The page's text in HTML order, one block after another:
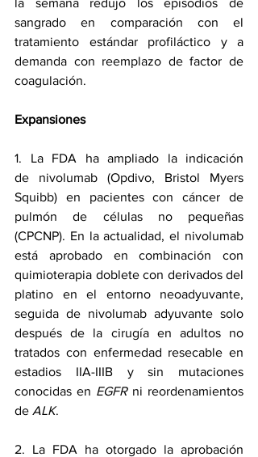
la semana redujo los episodios de
sangrado en comparación con el
tratamiento estándar profiláctico y a
demanda con reemplazo de factor de
coagulación.
Expansiones
1. La FDA ha ampliado la indicación
de nivolumab (Opdivo, Bristol Myers
Squibb) en pacientes con cáncer de
pulmón de células no pequeñas
(CPCNP). En la actualidad, el nivolumab
está aprobado en combinación con
quimioterapia doblete con derivados del
platino en el entorno neoadyuvante,
seguida de nivolumab adyuvante solo
después de la cirugía en adultos no
tratados con enfermedad resecable en
estadios IIA-IIIB y sin mutaciones
conocidas en EGFR ni reordenamientos
de ALK.
2. La FDA ha otorgado la aprobación